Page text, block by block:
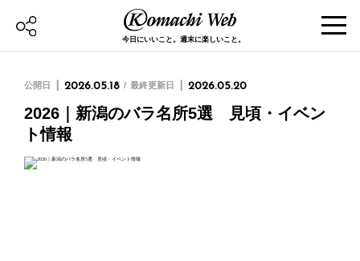
今日にいいこと。週末に楽しいこと。
公開日 2026.05.18 最終更新日 2026.05.20
2026｜新潟のバラ名所5選 見頃・イベン
ト情報